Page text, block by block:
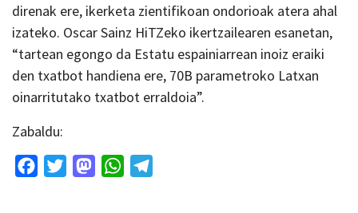
direnak ere, ikerketa zientifikoan ondorioak atera ahal
izateko. Oscar Sainz HiTZeko ikertzailearen esanetan,
“tartean egongo da Estatu espainiarrean inoiz eraiki
den txatbot handiena ere, 70B parametroko Latxan
oinarritutako txatbot erraldoia”.
Zabaldu:
FacebookTwitterMastodonWhatsApp